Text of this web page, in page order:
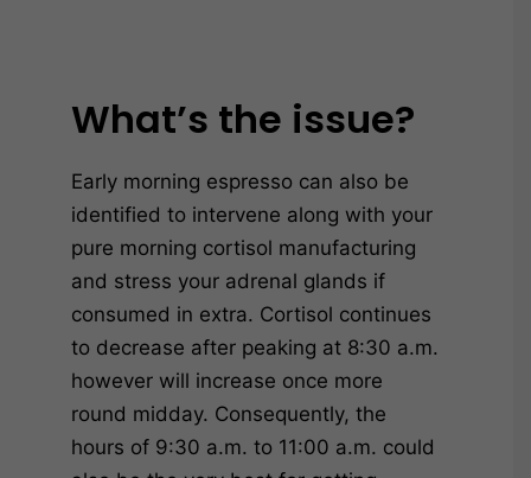
What’s the issue?
Early morning espresso can also be
identified to intervene along with your
pure morning cortisol manufacturing
and stress your adrenal glands if
consumed in extra. Cortisol continues
to decrease after peaking at 8:30 a.m.
however will increase once more
round midday. Consequently, the
hours of 9:30 a.m. to 11:00 a.m. could